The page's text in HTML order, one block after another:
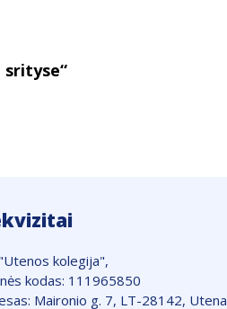
kolegija",
kodas: 111965850
Maironio g. 7, LT-28142, Utena